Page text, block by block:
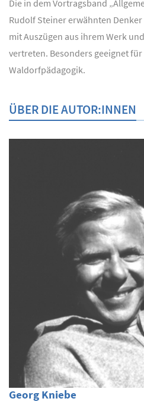
Die in dem Vortragsband
Rudolf Steiner erwähnten
mit Auszügen aus ihrem Werk
vertreten. Besonders geeignet
Waldorfpädagogik.
ÜBER DIE AUTOR:INNEN
Georg Kniebe